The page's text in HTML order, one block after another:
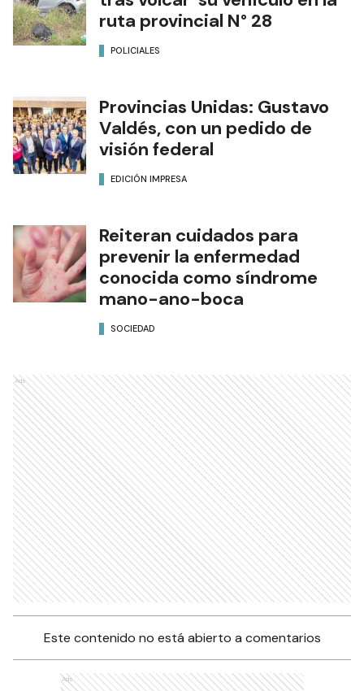
ruta provincial N° 28
POLICIALES
Provincias Unidas: Gustavo
Valdés, con un pedido de
visión federal
EDICIÓN IMPRESA
Reiteran cuidados para
prevenir la enfermedad
conocida como síndrome
mano-ano-boca
SOCIEDAD
Ads
Este contenido no está abierto a comentarios
Ads